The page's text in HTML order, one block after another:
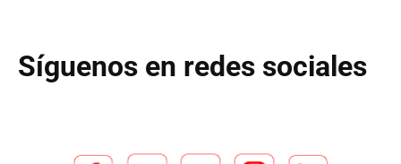
Síguenos en redes sociales